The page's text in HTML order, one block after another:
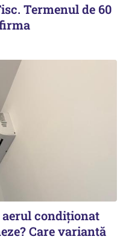
Termenul de 60
aerul condiționat
Care variantă